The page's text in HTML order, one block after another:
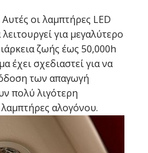
οι λαμπτήρες LED
για μεγαλύτερο
ζωής έως 50,000h
έχει σχεδιαστεί για να
των απαγωγή
πολύ λιγότερη
αλογόνου.